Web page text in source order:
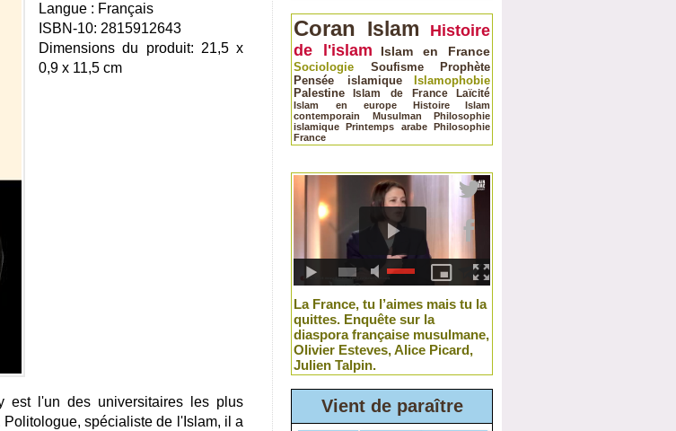
Langue : Français
ISBN-10: 2815912643
Dimensions du produit: 21,5 x
0,9 x 11,5 cm
est l'un des universitaires les plus
spécialiste de l'Islam, il a
Coran Islam
Histoire
de l'islam
Islam en France
Sociologie Soufisme
Prophète
Pensée islamique
Islamophobie
Palestine Islam de France
Laïcité
Islam en europe
Histoire
Islam
contemporain
Musulman
Philosophie
islamique Printemps arabe Philosophie
France
La France, tu l’aimes mais tu la
quittes. Enquête sur la
diaspora française musulmane,
Olivier Esteves, Alice Picard,
Julien Talpin.
Vient de paraître